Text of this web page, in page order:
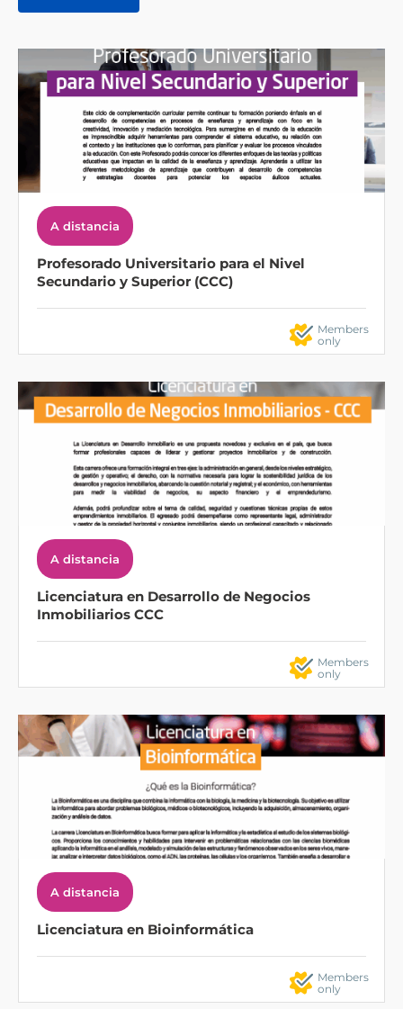
A distancia
Profesorado Universitario para el Nivel
Secundario y Superior (CCC)
Members
only
A distancia
Licenciatura en Desarrollo de Negocios
Inmobiliarios CCC
Members
only
A distancia
Licenciatura en Bioinformática
Members
only